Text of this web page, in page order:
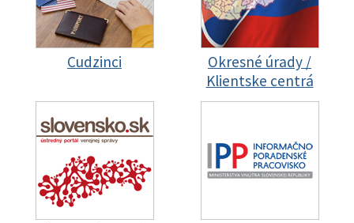
Cudzinci
Okresné úrady /
Klientske centrá